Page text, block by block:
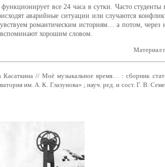
все 24 часа в сутки. Часто
аварийные ситуации или случаются
романтическим историям… а потом, через
хорошим словом.
Материал
// Моё музыкальное время… : сборник
им. А. К. Глазунова» ; науч. ред. и сост. Г. В.